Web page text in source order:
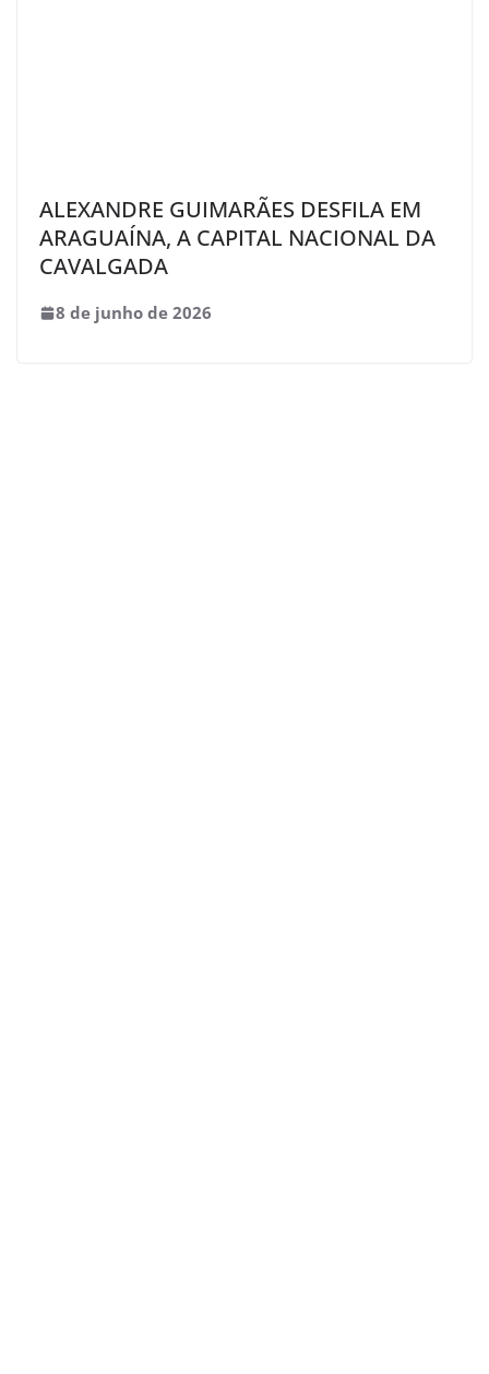
ALEXANDRE GUIMARÃES DESFILA EM
ARAGUAÍNA, A CAPITAL NACIONAL DA
CAVALGADA
8 de junho de 2026